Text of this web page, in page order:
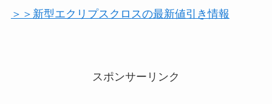
＞＞新型エクリプスクロスの最新値引き情報
スポンサーリンク